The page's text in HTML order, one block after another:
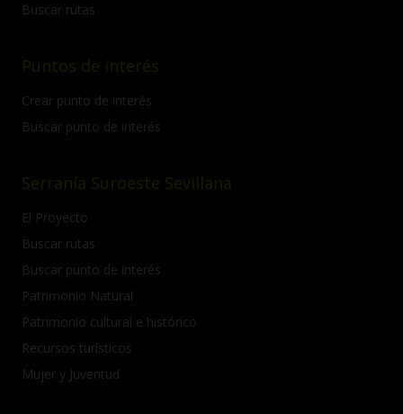
Buscar rutas
Puntos de interés
Crear punto de interés
Buscar punto de interés
Serranía Suroeste Sevillana
El Proyecto
Buscar rutas
Buscar punto de interés
Patrimonio Natural
Patrimonio cultural e histórico
Recursos turísticos
Mujer y Juventud